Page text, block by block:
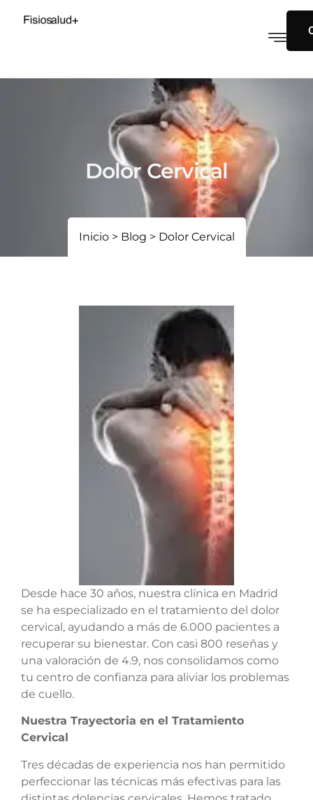
Dolor Cervical
Inicio> Blog > Dolor Cervical
Desde hace 30 años, nuestra clínica en Madrid
se ha especializado en el tratamiento del dolor
cervical, ayudando a más de 6.000 pacientes a
recuperar su bienestar. Con casi 800 reseñas y
una valoración de 4.9, nos consolidamos como
tu centro de confianza para aliviar los problemas
de cuello.
Nuestra Trayectoria en el Tratamiento
Cervical
Tres décadas de experiencia nos han permitido
perfeccionar las técnicas más efectivas para las